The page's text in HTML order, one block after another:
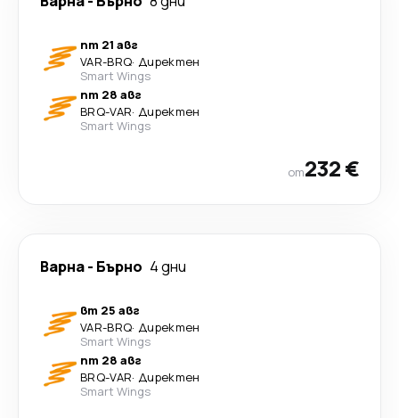
пт 21 авг
VAR-BRQ· Директен
Smart Wings
пт 28 авг
BRQ-VAR· Директен
Smart Wings
от232 €
Варна- Бърно 4 дни
вт 25 авг
VAR-BRQ· Директен
Smart Wings
пт 28 авг
BRQ-VAR· Директен
Smart Wings